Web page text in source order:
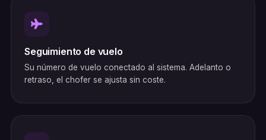
Seguimiento de vuelo
Su número de vuelo conectado al sistema. Adelanto o
retraso, el chofer se ajusta sin coste.